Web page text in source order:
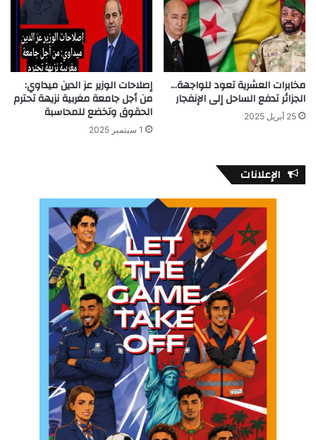
مخابرات العشرية تعود للواجهة…
الجزائر تدفع الساحل إلى الإنفجار
25 أبريل 2025
إصلاحات الوزير عز الدين ميداوي:
من أجل جامعة مغربية نزيهة تحترم
الحقوق وتخضع للمحاسبة
1 سبتمبر 2025
الإعلانات